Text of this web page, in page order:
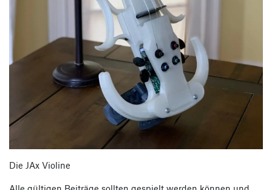
Die JAx Violine